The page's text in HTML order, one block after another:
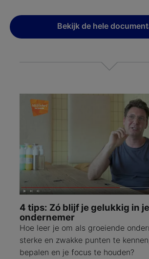
Bekijk de hele
4 tips: Zó blijf je gelukkig in
ondernemer
Hoe leer je om als groeiende
sterke en zwakke punten te
bepalen en je focus te houden?